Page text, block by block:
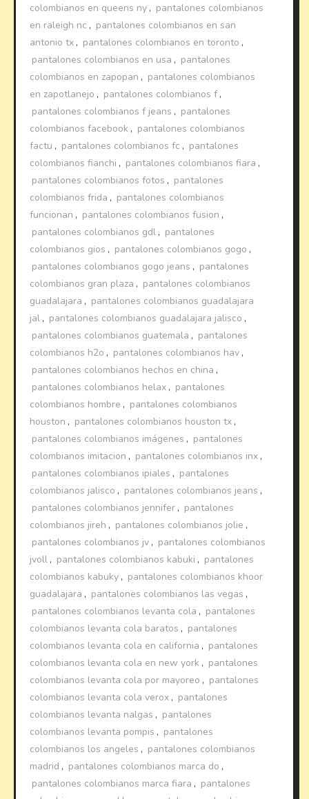
colombianos en queens ny , pantalones colombianos
en raleigh nc , pantalones colombianos en san
antonio tx , pantalones colombianos en toronto ,
pantalones colombianos en usa , pantalones
colombianos en zapopan , pantalones colombianos
en zapotlanejo , pantalones colombianos f ,
pantalones colombianos f jeans , pantalones
colombianos facebook , pantalones colombianos
factu , pantalones colombianos fc , pantalones
colombianos fianchi , pantalones colombianos fiara ,
pantalones colombianos fotos , pantalones
colombianos frida , pantalones colombianos
funcionan , pantalones colombianos fusion ,
pantalones colombianos gdl , pantalones
colombianos gios , pantalones colombianos gogo ,
pantalones colombianos gogo jeans , pantalones
colombianos gran plaza , pantalones colombianos
guadalajara , pantalones colombianos guadalajara
jal , pantalones colombianos guadalajara jalisco ,
pantalones colombianos guatemala , pantalones
colombianos h2o , pantalones colombianos hav ,
pantalones colombianos hechos en china ,
pantalones colombianos helax , pantalones
colombianos hombre , pantalones colombianos
houston , pantalones colombianos houston tx ,
pantalones colombianos imágenes , pantalones
colombianos imitacion , pantalones colombianos inx ,
pantalones colombianos ipiales , pantalones
colombianos jalisco , pantalones colombianos jeans ,
pantalones colombianos jennifer , pantalones
colombianos jireh , pantalones colombianos jolie ,
pantalones colombianos jv , pantalones colombianos
jvoll , pantalones colombianos kabuki , pantalones
colombianos kabuky , pantalones colombianos khoor
guadalajara , pantalones colombianos las vegas ,
pantalones colombianos levanta cola , pantalones
colombianos levanta cola baratos , pantalones
colombianos levanta cola en california , pantalones
colombianos levanta cola en new york , pantalones
colombianos levanta cola por mayoreo , pantalones
colombianos levanta cola verox , pantalones
colombianos levanta nalgas , pantalones
colombianos levanta pompis , pantalones
colombianos los angeles , pantalones colombianos
madrid , pantalones colombianos marca do ,
pantalones colombianos marca fiara , pantalones